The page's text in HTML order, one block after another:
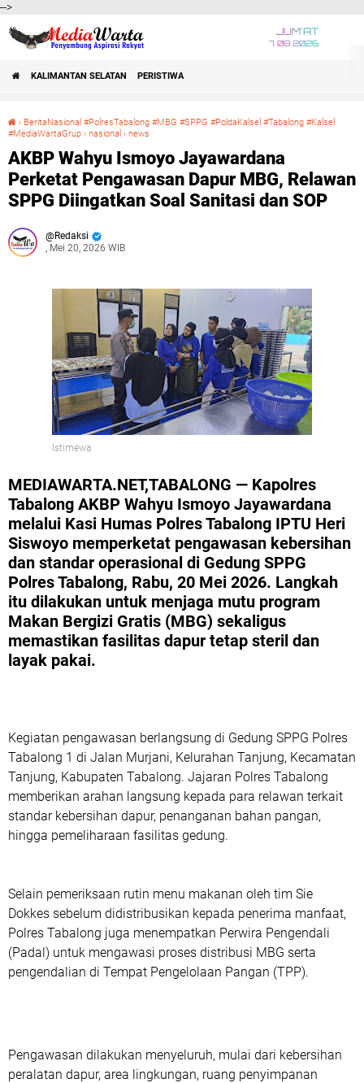
-->
JUM'AT
7 08 2026
KALIMANTAN SELATAN PERISTIWA
› BeritaNasional #PolresTabalong #MBG #SPPG #PoldaKalsel #Tabalong #Kalsel
#MediaWartaGrup › nasional › news
AKBP Wahyu Ismoyo Jayawardana
Perketat Pengawasan Dapur MBG, Relawan
SPPG Diingatkan Soal Sanitasi dan SOP
Redaksi
, Mei 20, 2026 WIB
Istimewa
MEDIAWARTA.NET,TABALONG — Kapolres
Tabalong AKBP Wahyu Ismoyo Jayawardana
melalui Kasi Humas Polres Tabalong IPTU Heri
Siswoyo memperketat pengawasan kebersihan
dan standar operasional di Gedung SPPG
Polres Tabalong, Rabu, 20 Mei 2026. Langkah
itu dilakukan untuk menjaga mutu program
Makan Bergizi Gratis (MBG) sekaligus
memastikan fasilitas dapur tetap steril dan
layak pakai.
Kegiatan pengawasan berlangsung di Gedung SPPG Polres
Tabalong 1 di Jalan Murjani, Kelurahan Tanjung, Kecamatan
Tanjung, Kabupaten Tabalong. Jajaran Polres Tabalong
memberikan arahan langsung kepada para relawan terkait
standar kebersihan dapur, penanganan bahan pangan,
hingga pemeliharaan fasilitas gedung.
Selain pemeriksaan rutin menu makanan oleh tim Sie
Dokkes sebelum didistribusikan kepada penerima manfaat,
Polres Tabalong juga menempatkan Perwira Pengendali
(Padal) untuk mengawasi proses distribusi MBG serta
pengendalian di Tempat Pengelolaan Pangan (TPP).
Pengawasan dilakukan menyeluruh, mulai dari kebersihan
peralatan dapur, area lingkungan, ruang penyimpanan